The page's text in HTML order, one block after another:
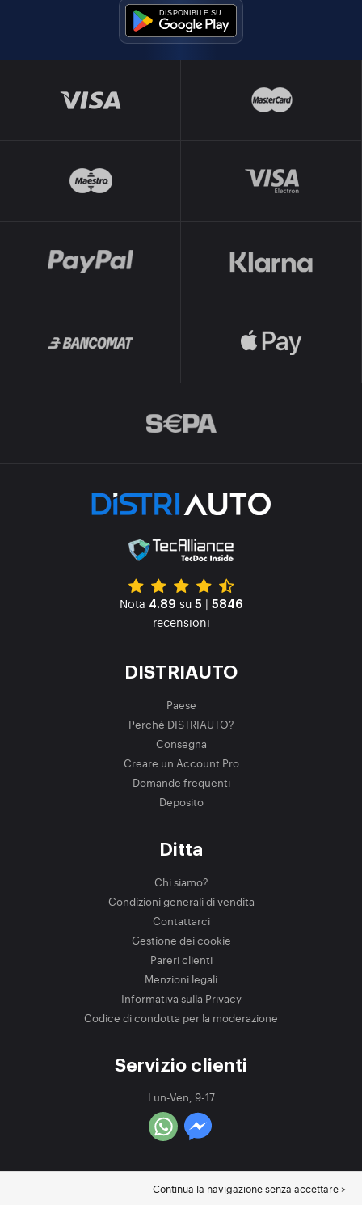
Nota 4.89 su 5 | 5846
recensioni
DISTRIAUTO
Paese
Perché DISTRIAUTO?
Consegna
Creare un Account Pro
Domande frequenti
Deposito
Ditta
Chi siamo?
Condizioni generali di vendita
Contattarci
Gestione dei cookie
Pareri clienti
Menzioni legali
Informativa sulla Privacy
Codice di condotta per la moderazione
Servizio clienti
Lun-Ven, 9-17
Continua la navigazione senza accettare >